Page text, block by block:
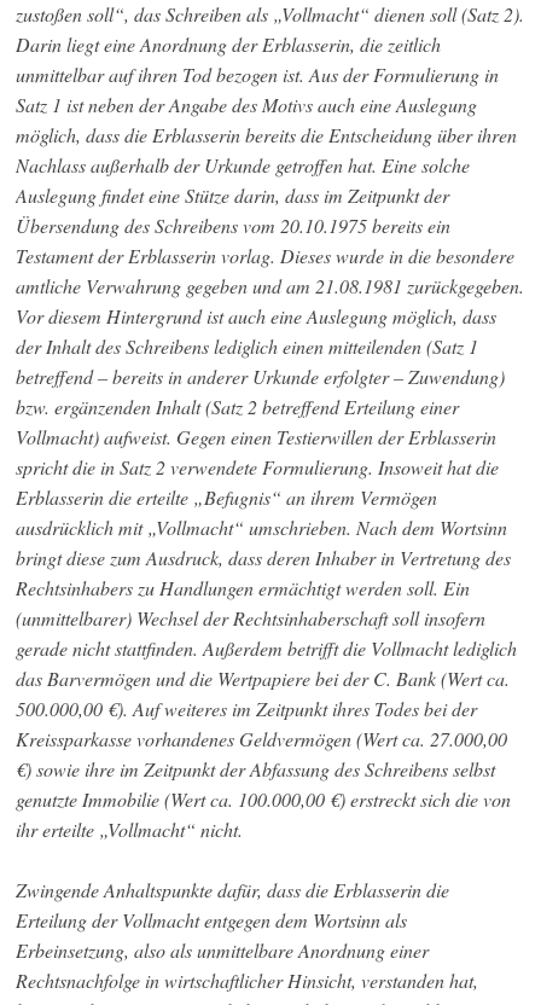
zustoßen soll“, das Schreiben als „Vollmacht“ dienen soll (Satz 2).
Darin liegt eine Anordnung der Erblasserin, die zeitlich
unmittelbar auf ihren Tod bezogen ist. Aus der Formulierung in
Satz 1 ist neben der Angabe des Motivs auch eine Auslegung
möglich, dass die Erblasserin bereits die Entscheidung über ihren
Nachlass außerhalb der Urkunde getroffen hat. Eine solche
Auslegung findet eine Stütze darin, dass im Zeitpunkt der
Übersendung des Schreibens vom 20.10.1975 bereits ein
Testament der Erblasserin vorlag. Dieses wurde in die besondere
amtliche Verwahrung gegeben und am 21.08.1981 zurückgegeben.
Vor diesem Hintergrund ist auch eine Auslegung möglich, dass
der Inhalt des Schreibens lediglich einen mitteilenden (Satz 1
betreffend – bereits in anderer Urkunde erfolgter – Zuwendung)
bzw. ergänzenden Inhalt (Satz 2 betreffend Erteilung einer
Vollmacht) aufweist. Gegen einen Testierwillen der Erblasserin
spricht die in Satz 2 verwendete Formulierung. Insoweit hat die
Erblasserin die erteilte „Befugnis“ an ihrem Vermögen
ausdrücklich mit „Vollmacht“ umschrieben. Nach dem Wortsinn
bringt diese zum Ausdruck, dass deren Inhaber in Vertretung des
Rechtsinhabers zu Handlungen ermächtigt werden soll. Ein
(unmittelbarer) Wechsel der Rechtsinhaberschaft soll insofern
gerade nicht stattfinden. Außerdem betrifft die Vollmacht lediglich
das Barvermögen und die Wertpapiere bei der C. Bank (Wert ca.
500.000,00 €). Auf weiteres im Zeitpunkt ihres Todes bei der
Kreissparkasse vorhandenes Geldvermögen (Wert ca. 27.000,00
€) sowie ihre im Zeitpunkt der Abfassung des Schreibens selbst
genutzte Immobilie (Wert ca. 100.000,00 €) erstreckt sich die von
ihr erteilte „Vollmacht“ nicht.
Zwingende Anhaltspunkte dafür, dass die Erblasserin die
Erteilung der Vollmacht entgegen dem Wortsinn als
Erbeinsetzung, also als unmittelbare Anordnung einer
Rechtsnachfolge in wirtschaftlicher Hinsicht, verstanden hat,